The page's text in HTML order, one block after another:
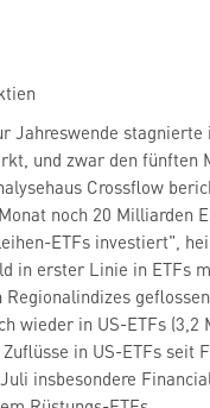
Jahreswende
und zwar den fünften
Crossflow
noch 20 Milliarden
ETFs investiert",
in erster Linie in ETFs
wieder in US-ETFs (3,2
in US-ETFs seit
insbesondere